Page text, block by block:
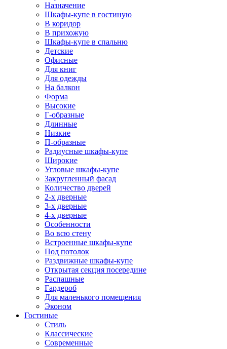
Назначение
Шкафы-купе в гостиную
В коридор
В прихожую
Шкафы-купе в спальню
Детские
Офисные
Для книг
Для одежды
На балкон
Форма
Высокие
Г-образные
Длинные
Низкие
П-образные
Радиусные шкафы-купе
Широкие
Угловые шкафы-купе
Закругленный фасад
Количество дверей
2-х дверные
3-х дверные
4-х дверные
Особенности
Во всю стену
Встроенные шкафы-купе
Под потолок
Раздвижные шкафы-купе
Открытая секция посередине
Распашные
Гардероб
Для маленького помещения
Эконом
Гостиные
Стиль
Классические
Современные